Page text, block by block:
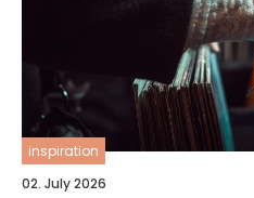
inspiration
02. July 2026